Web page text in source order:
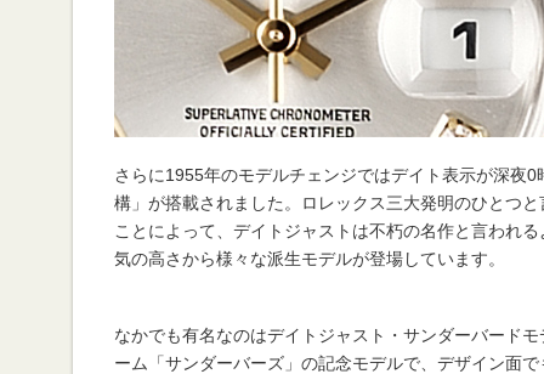
さらに1955年のモデルチェンジではデイト表示が深夜
構」が搭載されました。ロレックス三大発明のひとつ
ことによって、デイトジャストは不朽の名作と言われ
気の高さから様々な派生モデルが登場しています。
なかでも有名なのはデイトジャスト・サンダーバード
ーム「サンダーバーズ」の記念モデルで、デザイン面